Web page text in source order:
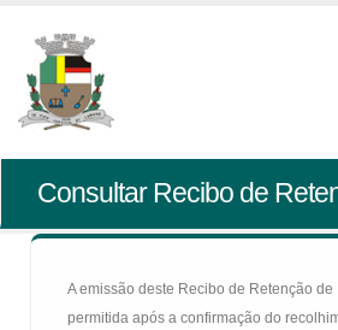
Consultar Recibo de
A emissão deste Recibo de Retenção
permitida após a confirmação do